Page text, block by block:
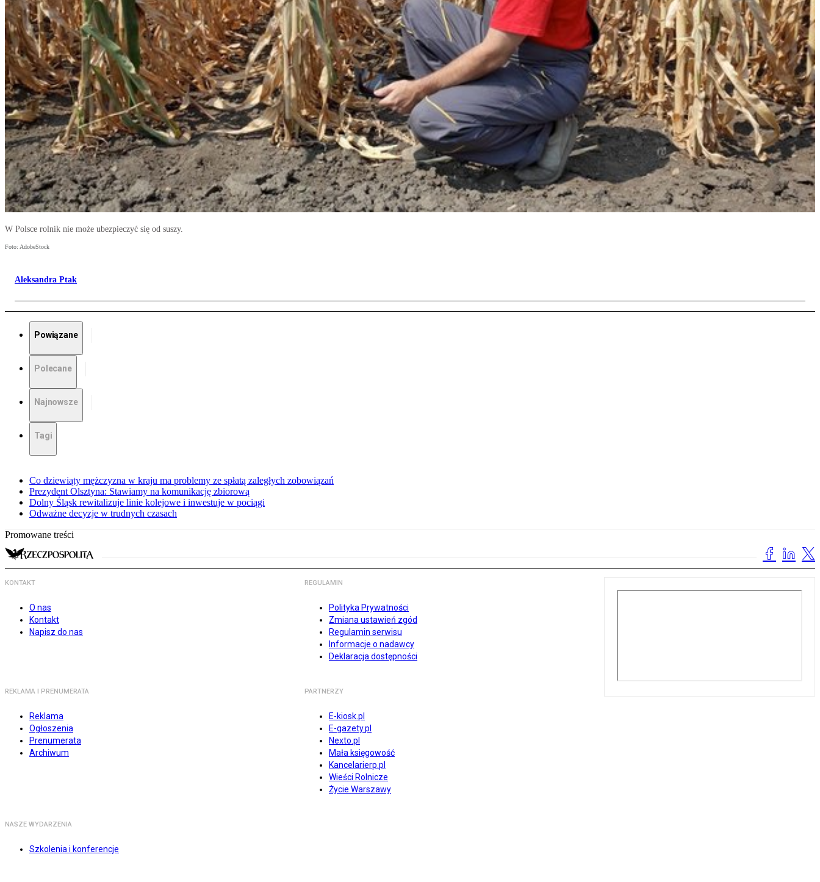
W Polsce rolnik nie może ubezpieczyć się od suszy.
Foto: AdobeStock
Aleksandra Ptak
Powiązane
Polecane
Najnowsze
Tagi
Co dziewiąty mężczyzna w kraju ma problemy ze spłatą zaległych zobowiązań
Prezydent Olsztyna: Stawiamy na komunikację zbiorową
Dolny Śląsk rewitalizuje linie kolejowe i inwestuje w pociągi
Odważne decyzje w trudnych czasach
Promowane treści
KONTAKT
O nas
Kontakt
Napisz do nas
REGULAMIN
Polityka Prywatności
Zmiana ustawień zgód
Regulamin serwisu
Informacje o nadawcy
Deklaracja dostępności
REKLAMA I PRENUMERATA
Reklama
Ogłoszenia
Prenumerata
Archiwum
PARTNERZY
E-kiosk.pl
E-gazety.pl
Nexto.pl
Mała księgowość
Kancelarierp.pl
Wieści Rolnicze
Życie Warszawy
NASZE WYDARZENIA
Szkolenia i konferencje